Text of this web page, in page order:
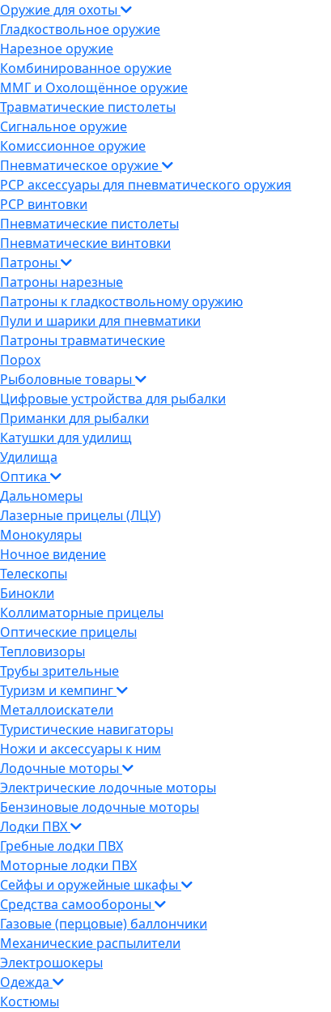
Оружие для охоты
Гладкоствольное оружие
Нарезное оружие
Комбинированное оружие
ММГ и Охолощённое оружие
Травматические пистолеты
Сигнальное оружие
Комиссионное оружие
Пневматическое оружие
PCP аксессуары для пневматического оружия
PCP винтовки
Пневматические пистолеты
Пневматические винтовки
Патроны
Патроны нарезные
Патроны к гладкоствольному оружию
Пули и шарики для пневматики
Патроны травматические
Порох
Рыболовные товары
Цифровые устройства для рыбалки
Приманки для рыбалки
Катушки для удилищ
Удилища
Оптика
Дальномеры
Лазерные прицелы (ЛЦУ)
Монокуляры
Ночное видение
Телескопы
Бинокли
Коллиматорные прицелы
Оптические прицелы
Тепловизоры
Трубы зрительные
Туризм и кемпинг
Металлоискатели
Туристические навигаторы
Ножи и аксессуары к ним
Лодочные моторы
Электрические лодочные моторы
Бензиновые лодочные моторы
Лодки ПВХ
Гребные лодки ПВХ
Моторные лодки ПВХ
Сейфы и оружейные шкафы
Средства самообороны
Газовые (перцовые) баллончики
Механические распылители
Электрошокеры
Одежда
Костюмы